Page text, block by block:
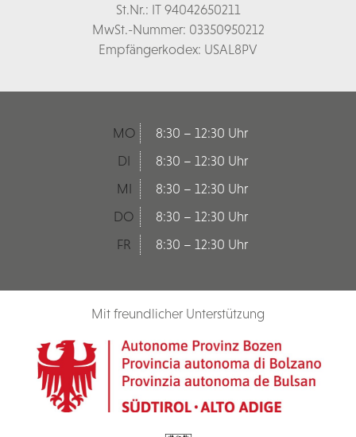
St.Nr.: IT 94042650211
MwSt.-Nummer: 03350950212
Empfängerkodex: USAL8PV
MO
8:30 – 12:30 Uhr
DI
8:30 – 12:30 Uhr
MI
8:30 – 12:30 Uhr
DO
8:30 – 12:30 Uhr
FR
8:30 – 12:30 Uhr
Mit freundlicher Unterstützung